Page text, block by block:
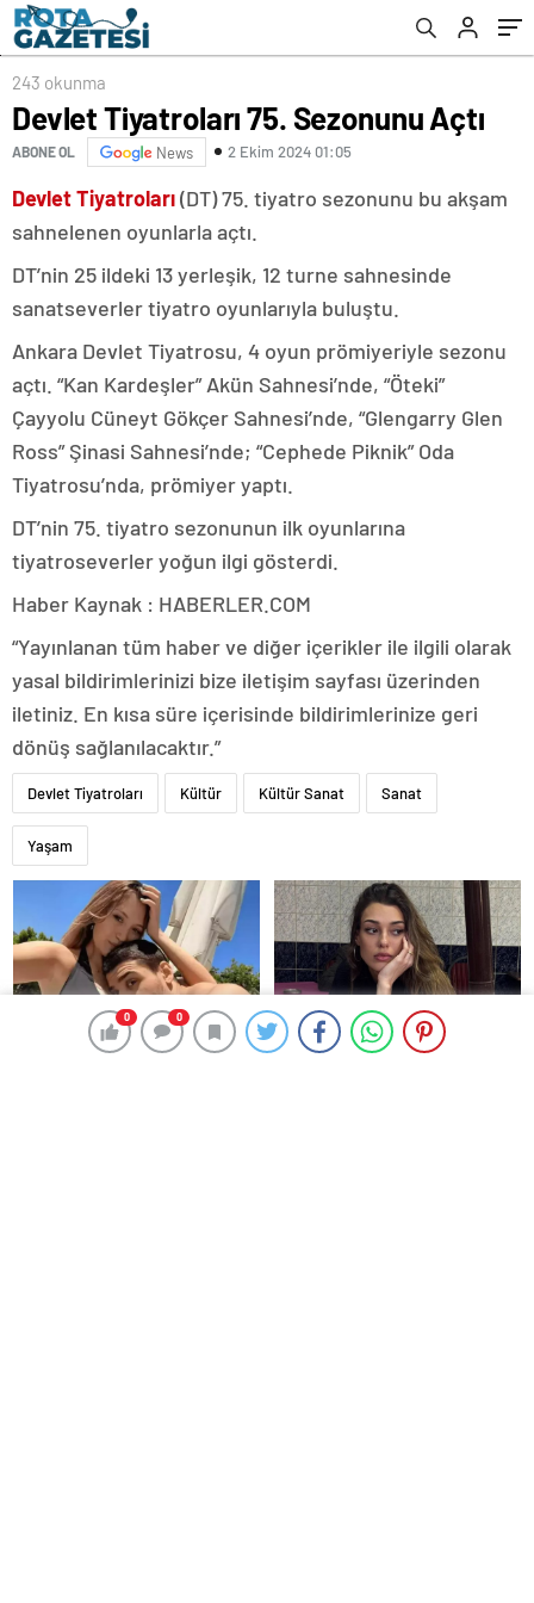
243 okunma
Devlet Tiyatroları 75. Sezonunu Açtı
ABONE OL News 2 Ekim 2024 01:05
0 0
Devlet Tiyatroları(DT) 75. tiyatro sezonunu bu akşam
sahnelenen oyunlarla açtı.
DT’nin 25 ildeki 13 yerleşik, 12 turne sahnesinde
sanatseverler tiyatro oyunlarıyla buluştu.
Ankara Devlet Tiyatrosu, 4 oyun prömiyeriyle sezonu
açtı. “Kan Kardeşler” Akün Sahnesi’nde, “Öteki”
Çayyolu Cüneyt Gökçer Sahnesi’nde, “Glengarry Glen
Ross” Şinasi Sahnesi’nde; “Cephede Piknik” Oda
Tiyatrosu’nda, prömiyer yaptı.
DT’nin 75. tiyatro sezonunun ilk oyunlarına
tiyatroseverler yoğun ilgi gösterdi.
Haber Kaynak : HABERLER.COM
“Yayınlanan tüm haber ve diğer içerikler ile ilgili olarak
yasal bildirimlerinizi bize iletişim sayfası üzerinden
iletiniz. En kısa süre içerisinde bildirimlerinize geri
dönüş sağlanılacaktır.”
Devlet Tiyatroları Kültür Kültür Sanat Sanat
Yaşam
Acun Ilıcalı’nın Survivor ödülü
Dilan Çiçek Deniz’in